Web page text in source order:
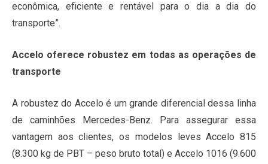
econômica, eficiente e rentável para o dia a dia do
transporte”.
Accelo oferece robustez em todas as operações de
transporte
A robustez do Accelo é um grande diferencial dessa linha
de caminhões Mercedes-Benz. Para assegurar essa
vantagem aos clientes, os modelos leves Accelo 815
(8.300 kg de PBT – peso bruto total) e Accelo 1016 (9.600